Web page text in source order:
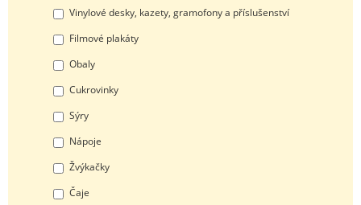
Vinylové desky, kazety, gramofony a příslušenství
Filmové plakáty
Obaly
Cukrovinky
Sýry
Nápoje
Žvýkačky
Čaje